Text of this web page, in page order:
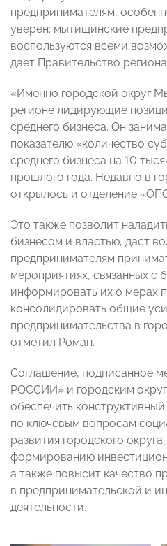
предпринимателям,
уверен: мытищинские
воспользуются всеми
дает Правительство
«Именно городской округ
регионе лидирующие
среднего бизнеса. Он
показателю «количество
среднего бизнеса на 10
прошлого года. Недавно в
открылось и отделение
Это также позволит
бизнесом и властью, даст
предпринимателям
мероприятиях, связанных с
информировать их о мерах
консолидировать общие
предпринимательства в
отметил Роман.
Соглашение, подписанное
РОССИИ» и городским
обеспечить
по ключевым вопросам
развития городского
формированию
а также повысит качество
в предпринимательской и
деятельности.